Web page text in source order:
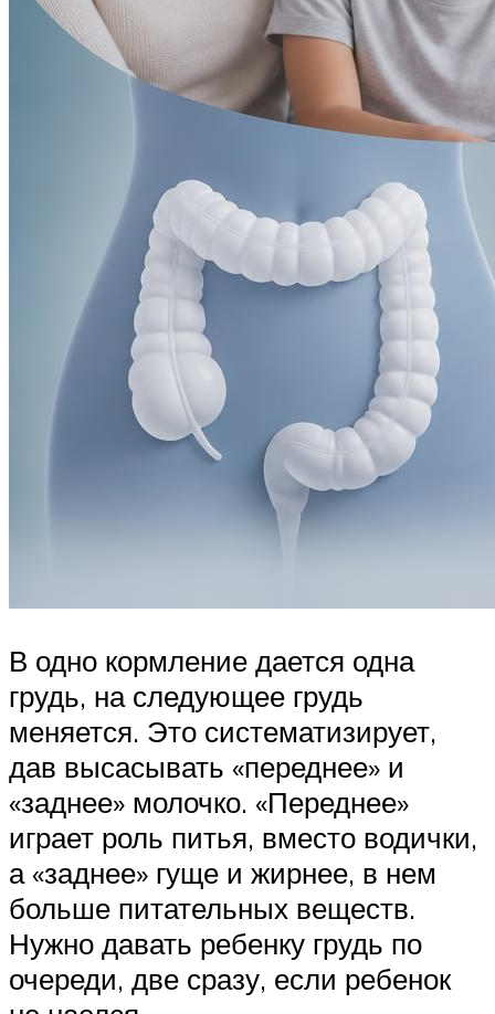
В одно кормление дается одна
грудь, на следующее грудь
меняется. Это систематизирует,
дав высасывать «переднее» и
«заднее» молочко. «Переднее»
играет роль питья, вместо водички,
а «заднее» гуще и жирнее, в нем
больше питательных веществ.
Нужно давать ребенку грудь по
очереди, две сразу, если ребенок